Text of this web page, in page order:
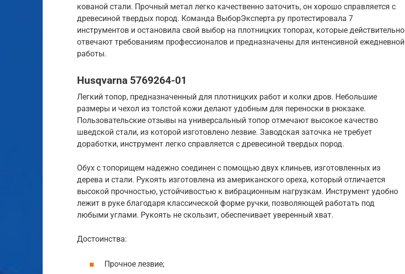
кованой стали. Прочный метал легко качественно заточить, он хорошо справляется с
древесиной твердых пород. Команда ВыборЭксперта.ру протестировала 7
инструментов и остановила свой выбор на плотницких топорах, которые действительно
отвечают требованиям профессионалов и предназначены для интенсивной ежедневной
работы.
Husqvarna 5769264-01
Легкий топор, предназначенный для плотницких работ и колки дров. Небольшие
размеры и чехол из толстой кожи делают удобным для переноски в рюкзаке.
Пользовательские отзывы на универсальный топор отмечают высокое качество
шведской стали, из которой изготовлено лезвие. Заводская заточка не требует
доработки, инструмент легко справляется с древесиной твердых пород.
Обух с топорищем надежно соединен с помощью двух клиньев, изготовленных из
дерева и стали. Рукоять изготовлена из американского ореха, который отличается
высокой прочностью, устойчивостью к вибрационным нагрузкам. Инструмент удобно
лежит в руке благодаря классической форме ручки, позволяющей работать под
любыми углами. Рукоять не скользит, обеспечивает уверенный хват.
Достоинства:
Прочное лезвие;